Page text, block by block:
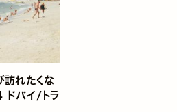
訪れたくな
ドバイ/トラ